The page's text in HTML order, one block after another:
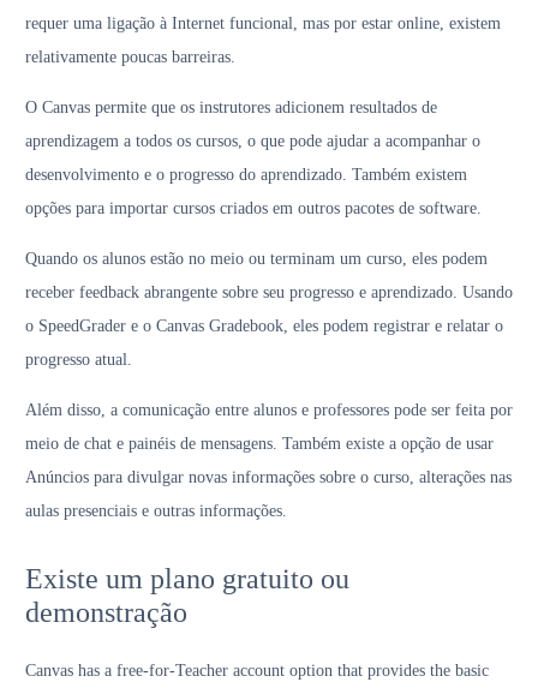
requer uma ligação à Internet funcional, mas por estar online, existem
relativamente poucas barreiras.
O Canvas permite que os instrutores adicionem resultados de
aprendizagem a todos os cursos, o que pode ajudar a acompanhar o
desenvolvimento e o progresso do aprendizado. Também existem
opções para importar cursos criados em outros pacotes de software.
Quando os alunos estão no meio ou terminam um curso, eles podem
receber feedback abrangente sobre seu progresso e aprendizado. Usando
o SpeedGrader e o Canvas Gradebook, eles podem registrar e relatar o
progresso atual.
Além disso, a comunicação entre alunos e professores pode ser feita por
meio de chat e painéis de mensagens. Também existe a opção de usar
Anúncios para divulgar novas informações sobre o curso, alterações nas
aulas presenciais e outras informações.
Existe um plano gratuito ou
demonstração
Canvas has a free-for-Teacher account option that provides the basic